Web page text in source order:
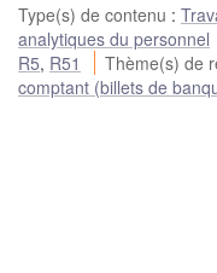
Type(s) de contenu :
analytiques du personnel
R5, R51 Thème(s) de
comptant (billets de